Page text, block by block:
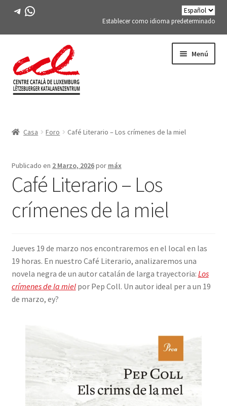
Telegrama
WhatsApp
Establecer como idioma predeterminado
la
navegación
al
contenido
Menú
ACTIVIDADES
CURSOS
MIEMBROS DE FES-TE
LIBRO
INICIAR SESIÓN
Casa Foro Café Literario – Los crímenes de la miel
Publicado en 2 Marzo, 2026por máx
Café Literario – Los
crímenes de la miel
Jueves 19 de marzo nos encontraremos en el local en las
19 horas. En nuestro Café Literario, analizaremos una
novela negra de un autor catalán de larga trayectoria: Los
crímenes de la mielpor Pep Coll. Un autor ideal per a un 19
de marzo, ey?